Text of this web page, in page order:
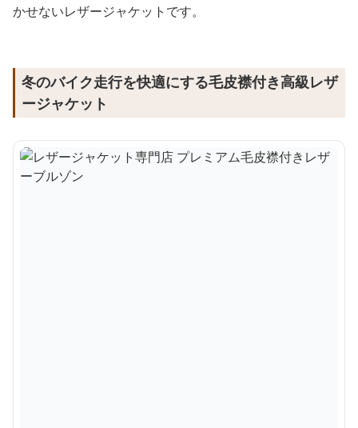
かせないレザージャケットです。
冬のバイク走行を快適にする毛皮襟付き高級レザ
ージャケット